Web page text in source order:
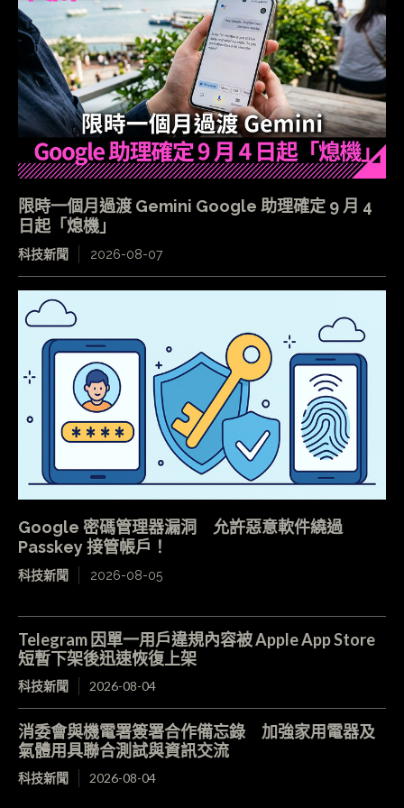
限時一個月過渡 Gemini Google 助理確定 9 月 4
日起「熄機」
科技新聞 2026-08-07
Google 密碼管理器漏洞 允許惡意軟件繞過
Passkey 接管帳戶！
科技新聞 2026-08-05
Telegram 因單一用戶違規內容被 Apple App Store
短暫下架後迅速恢復上架
科技新聞 2026-08-04
消委會與機電署簽署合作備忘錄 加強家用電器及
氣體用具聯合測試與資訊交流
科技新聞 2026-08-04